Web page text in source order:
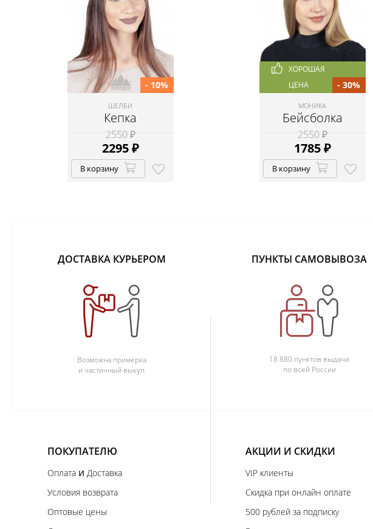
ШЕЛБИ
Кепка
2550 ₽
2295₽
- 10%
В корзину
ХОРОШАЯ
ЦЕНА
МОНИКА
Бейсболка
2550 ₽
1785₽
- 30%
В корзину
ДОСТАВКА КУРЬЕРОМ
Возможна примерка
и частичный выкуп
ПУНКТЫ САМОВЫВОЗА
18 880 пунктов выдачи
по всей России
ПОКУПАТЕЛЮ
Оплата и Доставка
Условия возврата
Оптовые цены
АКЦИИ И СКИДКИ
VIP клиенты
Скидка при онлайн оплате
500 рублей за подписку